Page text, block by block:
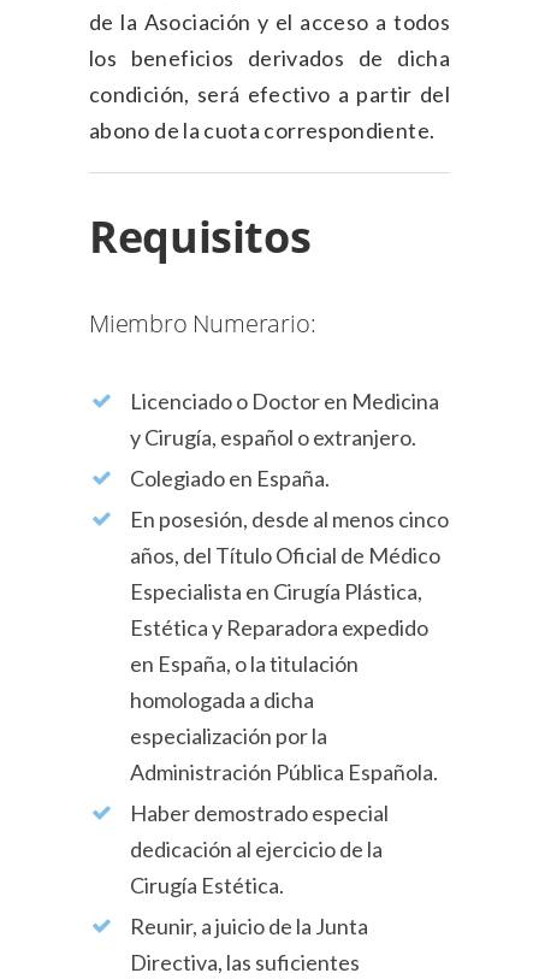
de la Asociación y el acceso a todos
los beneficios derivados de dicha
condición, será efectivo a partir del
abono de la cuota correspondiente.
Requisitos
Miembro Numerario:
Licenciado o Doctor en Medicina
y Cirugía, español o extranjero.
Colegiado en España.
En posesión, desde al menos cinco
años, del Título Oficial de Médico
Especialista en Cirugía Plástica,
Estética y Reparadora expedido
en España, o la titulación
homologada a dicha
especialización por la
Administración Pública Española.
Haber demostrado especial
dedicación al ejercicio de la
Cirugía Estética.
Reunir, a juicio de la Junta
Directiva, las suficientes